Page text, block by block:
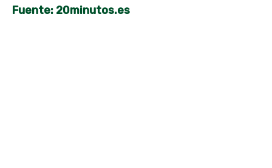
Fuente: 20minutos.es